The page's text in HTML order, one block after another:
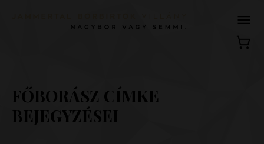
FŐBORÁSZ CÍMKE
BEJEGYZÉSEI